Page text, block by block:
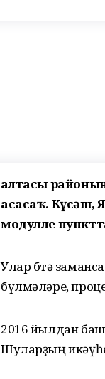
Ҡалтасы
асасаҡ. Күсәш,
модулле
Улар бөтә
бүлмәләре,
2016 йылдан
Шуларҙың